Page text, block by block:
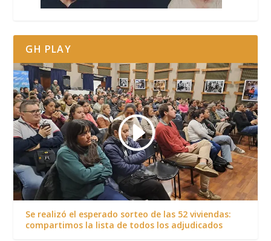
GH PLAY
Se realizó el esperado sorteo de las 52 viviendas:
compartimos la lista de todos los adjudicados